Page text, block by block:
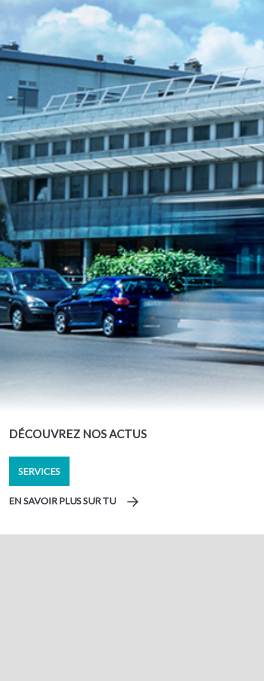
DÉCOUVREZ NOS ACTUS
SERVICES
EN SAVOIR PLUS SUR TU